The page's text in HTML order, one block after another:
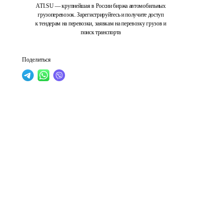
ATI.SU — крупнейшая в России биржа автомобильных
грузоперевозок. Зарегистрируйтесь и получите доступ
к тендерам на перевозки, заявкам на перевозку грузов и
поиск транспорта
Поделиться